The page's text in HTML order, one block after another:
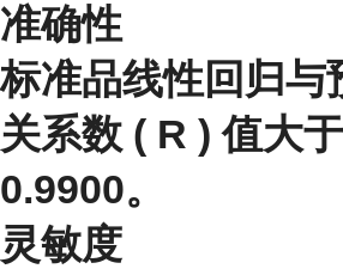
准确性
标准品线性回归与
关系数 ( R ) 值大
0.9900。
灵敏度